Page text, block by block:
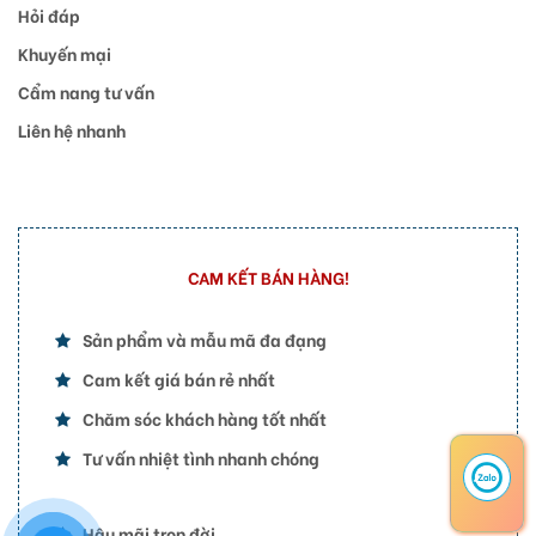
Hỏi đáp
Khuyến mại
Cẩm nang tư vấn
Liên hệ nhanh
CAM KẾT BÁN HÀNG!
Sản phẩm và mẫu mã đa đạng
Cam kết giá bán rẻ nhất
Chăm sóc khách hàng tốt nhất
Tư vấn nhiệt tình nhanh chóng